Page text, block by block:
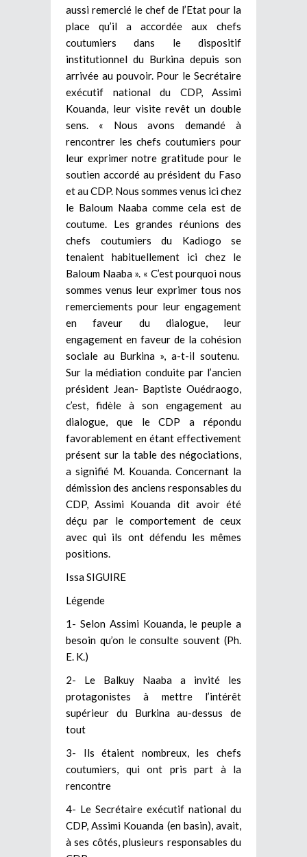
aussi remercié le chef de l’Etat pour la
place qu’il a accordée aux chefs
coutumiers dans le dispositif
institutionnel du Burkina depuis son
arrivée au pouvoir. Pour le Secrétaire
exécutif national du CDP, Assimi
Kouanda, leur visite revêt un double
sens. « Nous avons demandé à
rencontrer les chefs coutumiers pour
leur exprimer notre gratitude pour le
soutien accordé au président du Faso
et au CDP. Nous sommes venus ici chez
le Baloum Naaba comme cela est de
coutume. Les grandes réunions des
chefs coutumiers du Kadiogo se
tenaient habituellement ici chez le
Baloum Naaba ». « C’est pourquoi nous
sommes venus leur exprimer tous nos
remerciements pour leur engagement
en faveur du dialogue, leur
engagement en faveur de la cohésion
sociale au Burkina », a-t-il soutenu.
Sur la médiation conduite par l’ancien
président Jean- Baptiste Ouédraogo,
c’est, fidèle à son engagement au
dialogue, que le CDP a répondu
favorablement en étant effectivement
présent sur la table des négociations,
a signifié M. Kouanda. Concernant la
démission des anciens responsables du
CDP, Assimi Kouanda dit avoir été
déçu par le comportement de ceux
avec qui ils ont défendu les mêmes
positions.
Issa SIGUIRE
Légende
1- Selon Assimi Kouanda, le peuple a
besoin qu’on le consulte souvent (Ph.
E. K.)
2- Le Balkuy Naaba a invité les
protagonistes à mettre l’intérêt
supérieur du Burkina au-dessus de
tout
3- Ils étaient nombreux, les chefs
coutumiers, qui ont pris part à la
rencontre
4- Le Secrétaire exécutif national du
CDP, Assimi Kouanda (en basin), avait,
à ses côtés, plusieurs responsables du